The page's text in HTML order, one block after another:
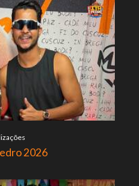
2026